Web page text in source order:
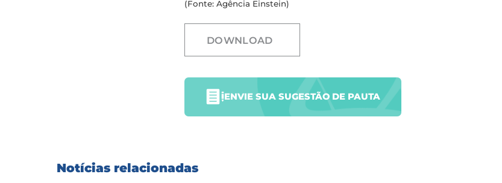
(Fonte: Agência Einstein)
DOWNLOAD
ENVIE SUA SUGESTÃO DE PAUTA
Notícias relacionadas